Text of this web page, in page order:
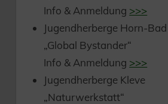
Info & Anmeldung >>>
Jugendherberge Horn-
„Global Bystander“
Info & Anmeldung >>>
Jugendherberge Kleve
„Naturwerkstatt“